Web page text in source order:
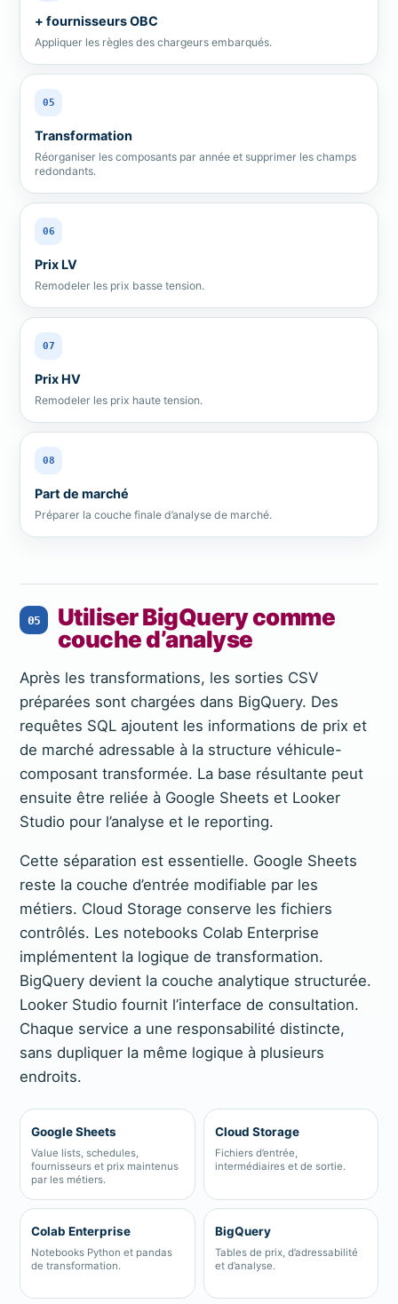
+ fournisseurs OBC
Appliquer les règles des chargeurs embarqués.
05
Transformation
Réorganiser les composants par année et supprimer les champs
redondants.
06
Prix LV
Remodeler les prix basse tension.
07
Prix HV
Remodeler les prix haute tension.
08
Part de marché
Préparer la couche finale d’analyse de marché.
05
Utiliser BigQuery comme
couche d’analyse
Après les transformations, les sorties CSV
préparées sont chargées dans BigQuery. Des
requêtes SQL ajoutent les informations de prix et
de marché adressable à la structure véhicule-
composant transformée. La base résultante peut
ensuite être reliée à Google Sheets et Looker
Studio pour l’analyse et le reporting.
Cette séparation est essentielle. Google Sheets
reste la couche d’entrée modifiable par les
métiers. Cloud Storage conserve les fichiers
contrôlés. Les notebooks Colab Enterprise
implémentent la logique de transformation.
BigQuery devient la couche analytique structurée.
Looker Studio fournit l’interface de consultation.
Chaque service a une responsabilité distincte,
sans dupliquer la même logique à plusieurs
endroits.
Google Sheets
Value lists, schedules,
fournisseurs et prix maintenus
par les métiers.
Cloud Storage
Fichiers d’entrée,
intermédiaires et de sortie.
Colab Enterprise
Notebooks Python et pandas
de transformation.
BigQuery
Tables de prix, d’adressabilité
et d’analyse.